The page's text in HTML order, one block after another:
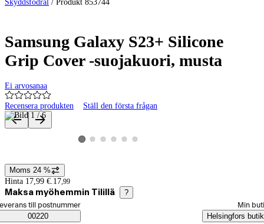
Skyddsfodral / Produkt 853744
Samsung Galaxy S23+ Silicone
Grip Cover -suojakuori, musta
Ei arvosanaa
Recensera produkten Ställ den första frågan
Produktbilder och videor
Visa produktbild 1
Visa produktbild 2
Visa produktbild 3
Visa produktbild 4
Visa produktbild 5
Visa produktbild 6
Prisinformation
Moms 24 %
Hinta 17,99 €. 17,99
Maksa myöhemmin Tilillä ?
Saatavuustiedot
beställningssätt
till postnummer
00220
Min
Helsingfors butik